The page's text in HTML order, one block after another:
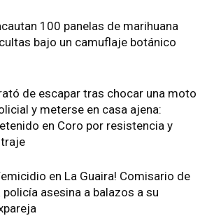
100 panelas de marihuana
bajo un camuflaje botánico
de escapar tras chocar una moto
y meterse en casa ajena:
en Coro por resistencia y
en La Guaira! Comisario de
policía asesina a balazos a su